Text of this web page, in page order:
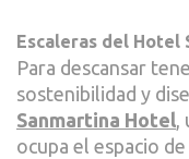
Escaleras del Hotel
Para descansar
sostenibilidad y
Sanmartina Hotel
ocupa el espacio